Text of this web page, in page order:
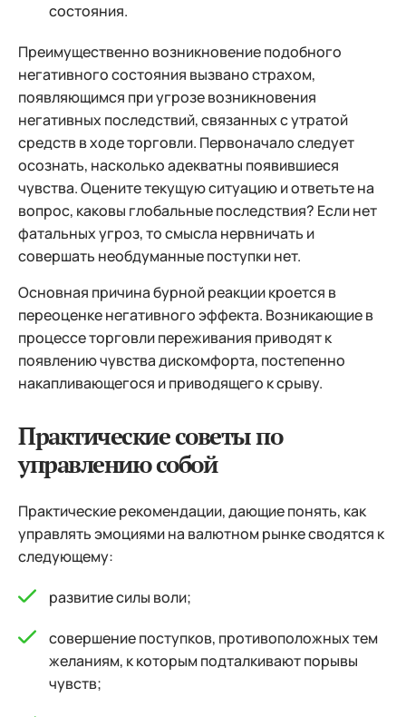
состояния.
Преимущественно возникновение подобного
негативного состояния вызвано страхом,
появляющимся при угрозе возникновения
негативных последствий, связанных с утратой
средств в ходе торговли. Первоначало следует
осознать, насколько адекватны появившиеся
чувства. Оцените текущую ситуацию и ответьте на
вопрос, каковы глобальные последствия? Если нет
фатальных угроз, то смысла нервничать и
совершать необдуманные поступки нет.
Основная причина бурной реакции кроется в
переоценке негативного эффекта. Возникающие в
процессе торговли переживания приводят к
появлению чувства дискомфорта, постепенно
накапливающегося и приводящего к срыву.
Практические советы по
управлению собой
Практические рекомендации, дающие понять, как
управлять эмоциями на валютном рынке сводятся к
следующему:
развитие силы воли;
совершение поступков, противоположных тем
желаниям, к которым подталкивают порывы
чувств;